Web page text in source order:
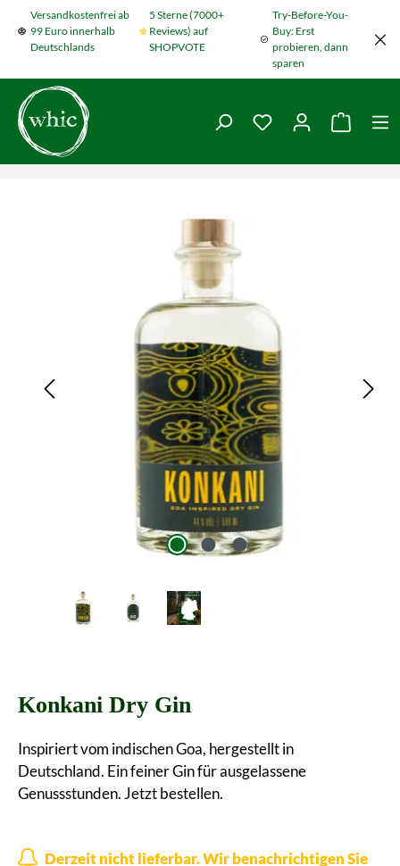
Zum Hauptinhalt springen
Versandkostenfrei ab
99 Euro innerhalb
Deutschlands
5 Sterne (7000+
Reviews) auf
SHOPVOTE
Try-Before-You-
Buy: Erst
probieren, dann
sparen
Du hast 0
Bildergalerie überspringen
Konkani Dry Gin
Inspiriert vom indischen Goa, hergestellt in
Deutschland. Ein feiner Gin für ausgelassene
Genussstunden. Jetzt bestellen.
Derzeit nicht lieferbar. Wir benachrichtigen Sie